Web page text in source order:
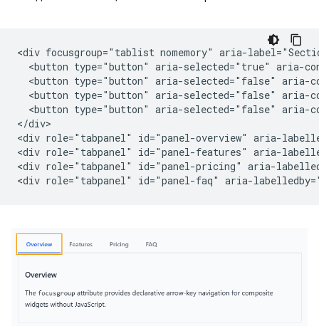
<div focusgroup="tablist nomemory" aria-
<button type="button" aria-selected="true" aria-
<button type="button" aria-selected="false"
<button type="button" aria-selected="false"
<button type="button" aria-selected="false"
</div>
<div role="tabpanel" id="panel-overview" aria-
<div role="tabpanel" id="panel-features" aria-
<div role="tabpanel" id="panel-pricing" aria-